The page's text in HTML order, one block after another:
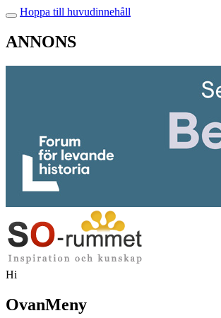
Hoppa till huvudinnehåll
ANNONS
Hi
OvanMeny